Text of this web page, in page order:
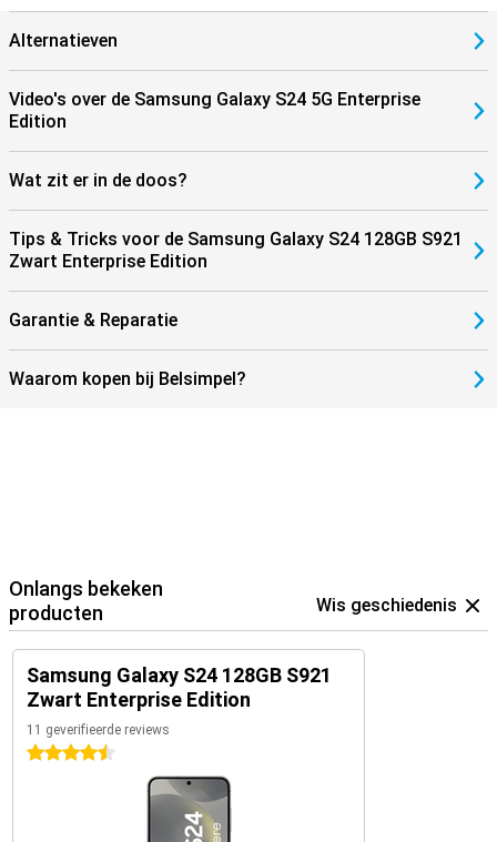
Alternatieven
Video's over de Samsung Galaxy S24 5G Enterprise
Edition
Wat zit er in de doos?
Tips & Tricks voor de Samsung Galaxy S24 128GB S921
Zwart Enterprise Edition
Garantie & Reparatie
Waarom kopen bij Belsimpel?
Onlangs bekeken
producten
Wis geschiedenis
Samsung Galaxy S24 128GB S921
Zwart Enterprise Edition
11 geverifieerde reviews
4.5 sterren